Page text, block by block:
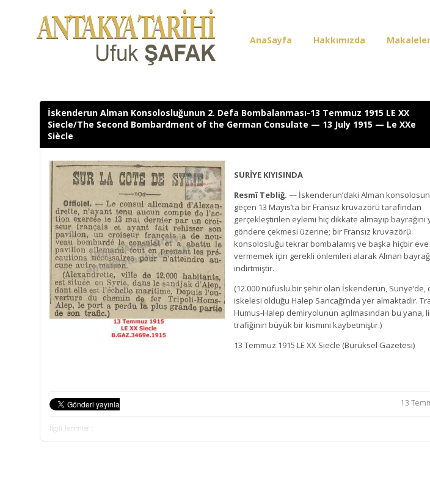
AnaSayfa Hakkımızda Makaleler
İskenderun Alman Konsolosluğunun 2. Defa Bombalanması-13 Temmuz 1915 LE XX
Siecle/The Second Bombardment of the German Consulate — 13 July 1915 — Le XXe
Siècle
SURİYE KIYISINDA
Resmî Tebliğ. — İskenderun’daki Alman
geçen 13 Mayıs’ta bir Fransız kruvazörü tarafından
gerçekleştirilen eylemi hiç dikkate almayıp bayrağını
göndere çekmesi üzerine; bir Fransız kruvazörü
konsolosluğu tekrar bombalamış ve başka hiçbir
vermemek için gerekli önlemleri alarak Alman
indirtmiştir.
(12.000 nüfuslu bir şehir olan İskenderun, Suriye’de,
iskelesi olduğu Halep Sancağı’nda yer almaktadır.
Humus-Halep demiryolunun açılmasından bu yana,
trafiğinin büyük bir kısmını kaybetmiştir.)
13 Temmuz 1915 LE XX Siecle (Bürüksel Gazetesi)
13
İlgili Terimler :